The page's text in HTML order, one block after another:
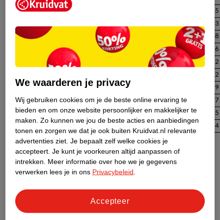
Pompoenpitten (handje, 25 gram)
45
33
Chiazaad (handje, 25 gram)
28
Spinazie (gekookt, 100 gram)
77
26
Cashewnoten (handje, 25 gram)
67
22
22
Amandelen (handje, 25 gram)
19
Avocado (1 middelgrote, ca. 200 gram)
52
17
Banaan (1 grote, ca. 165 gram)
46
15
Zwarte bonen (blik/glas, 100 gram)
14
Magnesium in bananen
Je leest soms op internet dat er veel magnesium in een banaan
zit. Dat is waar: in een grote banaan zit 46 milligram
magnesiumrijke producten. Toch zijn er voedingsmiddelen waar
nog veel meer magnesium in zit, zoals pompoenpitten, tofu en
We waarderen je privacy
Wij gebruiken cookies om je de beste online ervaring te
bieden en om onze website persoonlijker en makkelijker te
maken. Zo kunnen we jou de beste acties en aanbiedingen
tonen en zorgen we dat je ook buiten Kruidvat.nl relevante
advertenties ziet. Je bepaalt zelf welke cookies je
accepteert. Je kunt je voorkeuren altijd aanpassen of
intrekken.
Meer informatie over hoe we je gegevens
verwerken lees je in ons Privacybeleid
Accepteer